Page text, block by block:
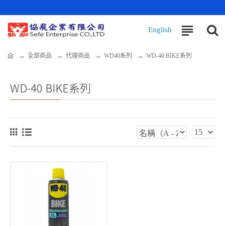
全部商品 代理商品 WD40系列 WD-40 BIKE系列
WD-40 BIKE系列